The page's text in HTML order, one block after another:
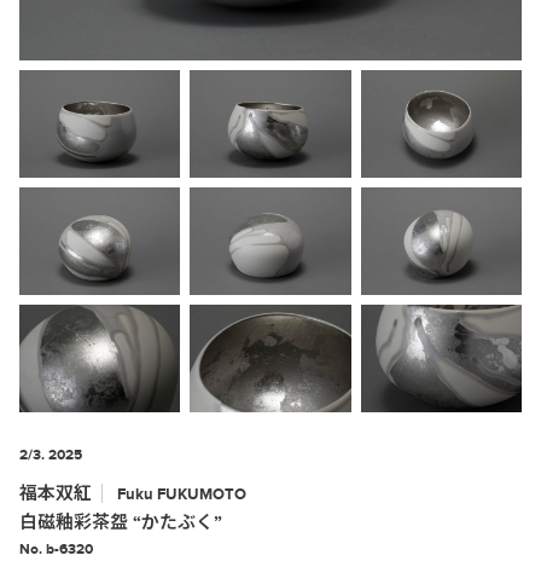
2/3. 2025
福本双紅 Fuku FUKUMOTO
白磁釉彩茶盌 “かたぶく”
No. b-6320